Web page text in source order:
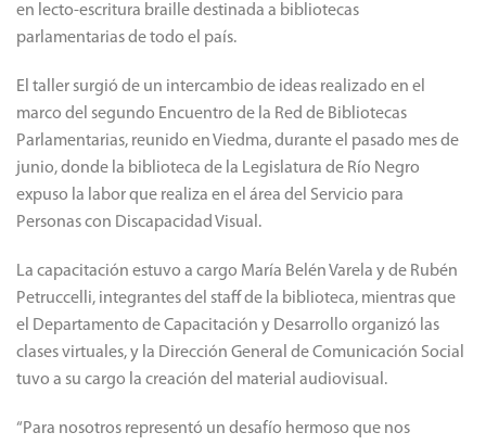
en lecto-escritura braille destinada a bibliotecas
parlamentarias de todo el país.
El taller surgió de un intercambio de ideas realizado en el
marco del segundo Encuentro de la Red de Bibliotecas
Parlamentarias, reunido en Viedma, durante el pasado mes de
junio, donde la biblioteca de la Legislatura de Río Negro
expuso la labor que realiza en el área del Servicio para
Personas con Discapacidad Visual.
La capacitación estuvo a cargo María Belén Varela y de Rubén
Petruccelli, integrantes del staff de la biblioteca, mientras que
el Departamento de Capacitación y Desarrollo organizó las
clases virtuales, y la Dirección General de Comunicación Social
tuvo a su cargo la creación del material audiovisual.
“Para nosotros representó un desafío hermoso que nos